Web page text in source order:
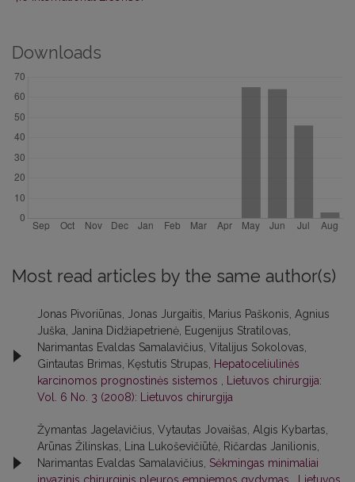
Downloads
Most read articles by the same author(s)
Jonas Pivoriūnas, Jonas Jurgaitis, Marius Paškonis, Agnius
Juška, Janina Didžiapetrienė, Eugenijus Stratilovas,
Narimantas Evaldas Samalavičius, Vitalijus Sokolovas,
Gintautas Brimas, Kęstutis Strupas,
Hepatoceliulinės
karcinomos prognostinės sistemos
Lietuvos chirurgija:
Vol. 6 No. 3 (2008): Lietuvos chirurgija
Žymantas Jagelavičius, Vytautas Jovaišas, Algis Kybartas,
Arūnas Žilinskas, Lina Lukoševičiūtė, Ričardas Janilionis,
Narimantas Evaldas Samalavičius, Sėkmingas minimaliai
invazinis chirurginis pleuros empiemos gydymas
Lietuvos